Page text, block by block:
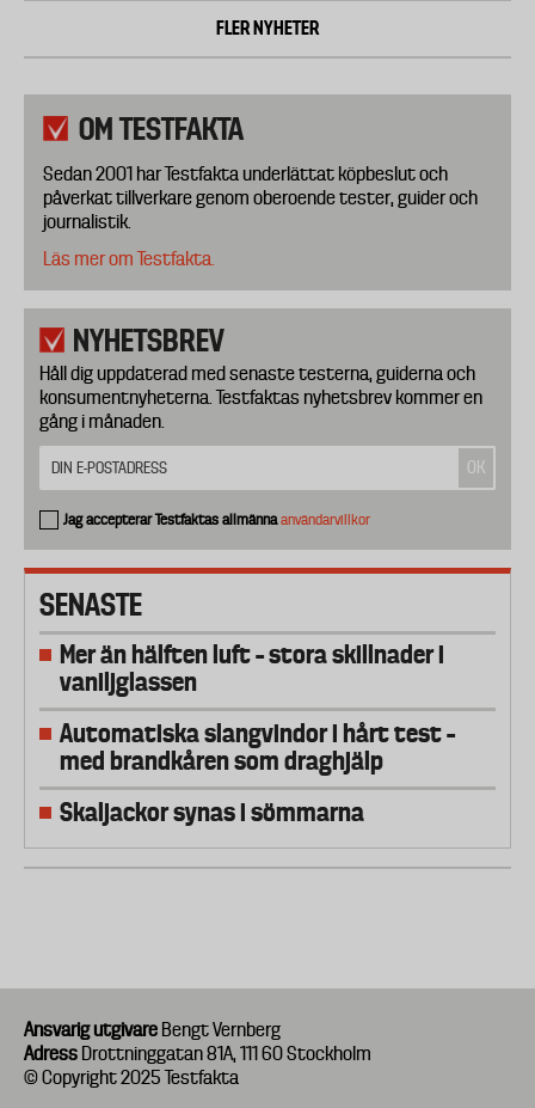
FLER NYHETER
OM TESTFAKTA
Sedan 2001 har Testfakta underlättat köpbeslut och
påverkat tillverkare genom oberoende tester, guider och
journalistik.
Läs mer om Testfakta.
NYHETSBREV
Håll dig uppdaterad med senaste testerna, guiderna och
konsumentnyheterna. Testfaktas nyhetsbrev kommer en
gång i månaden.
Jag accepterar Testfaktas allmännaanvändarvillkor
SENASTE
Mer än hälften luft – stora skillnader i
vaniljglassen
Automatiska slangvindor i hårt test –
med brandkåren som draghjälp
Skaljackor synas i sömmarna
Ansvarig utgivare Bengt Vernberg
Adress Drottninggatan 81A, 111 60 Stockholm
© Copyright 2025 Testfakta